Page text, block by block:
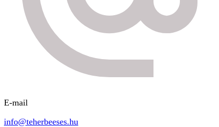
E-mail
info@teherbeeses.hu